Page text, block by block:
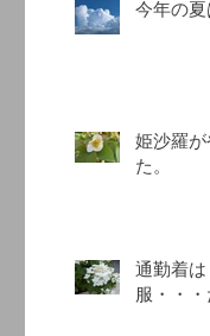
今年の夏
姫沙羅が
た。
通勤着
服・・・